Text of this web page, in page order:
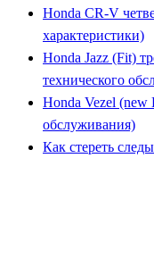
Honda CR-V
характеристики)
Honda Jazz (Fit)
технического
Honda Vezel (new
обслуживания)
Как стереть